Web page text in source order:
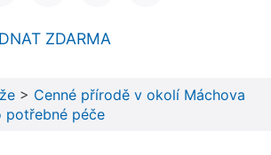
ZDARMA
> Cenné přírodě v okolí Máchova
potřebné péče